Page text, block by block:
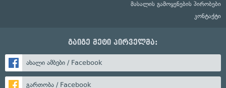
მასალის გამოყენების პირობები
კონტაქტი
გაიგე მეტი პირველმა:
ახალი ამბები / Facebook
გართობა / Facebook